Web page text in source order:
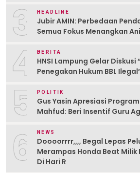
3 HEADLINE
Jubir AMIN: Perbedaan
Semua Fokus Menangkan
4 BERITA
HNSI Lampung Gelar Diskusi
Penegakan Hukum BBL
5 POLITIK
Gus Yasin Apresiasi
Mahfud: Beri Insentif Guru
6 NEWS
Doooorrrr,,,, Begal Lepas
Merampas Honda Beat Milik
Di Hari R